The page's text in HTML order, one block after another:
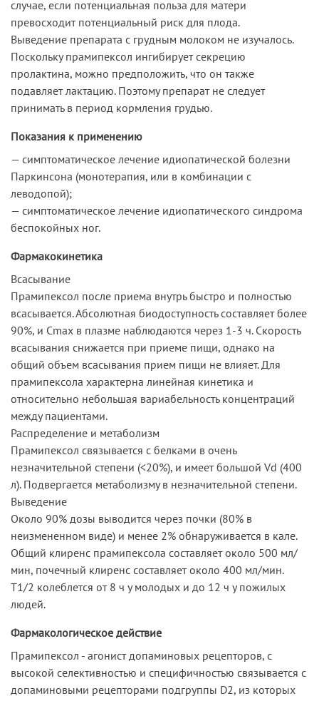
случае, если потенциальная польза для матери
превосходит потенциальный риск для плода.
Выведение препарата с грудным молоком не изучалось.
Поскольку прамипексол ингибирует секрецию
пролактина, можно предположить, что он также
подавляет лактацию. Поэтому препарат не следует
принимать в период кормления грудью.
Показания к применению
— симптоматическое лечение идиопатической болезни
Паркинсона (монотерапия, или в комбинации с
леводопой);
— симптоматическое лечение идиопатического синдрома
беспокойных ног.
Фармакокинетика
Всасывание
Прамипексол после приема внутрь быстро и полностью
всасывается. Абсолютная биодоступность составляет более
90%, и Cmax в плазме наблюдаются через 1-3 ч. Скорость
всасывания снижается при приеме пищи, однако на
общий объем всасывания прием пищи не влияет. Для
прамипексола характерна линейная кинетика и
относительно небольшая вариабельность концентраций
между пациентами.
Распределение и метаболизм
Прамипексол связывается с белками в очень
незначительной степени (<20%), и имеет большой Vd (400
л). Подвергается метаболизму в незначительной степени.
Выведение
Около 90% дозы выводится через почки (80% в
неизмененном виде) и менее 2% обнаруживается в кале.
Общий клиренс прамипексола составляет около 500 мл/
мин, почечный клиренс составляет около 400 мл/мин.
T1/2 колеблется от 8 ч у молодых и до 12 ч у пожилых
людей.
Фармакологическое действие
Прамипексол - агонист допаминовых рецепторов, с
высокой селективностью и специфичностью связывается с
допаминовыми рецепторами подгруппы D2, из которых